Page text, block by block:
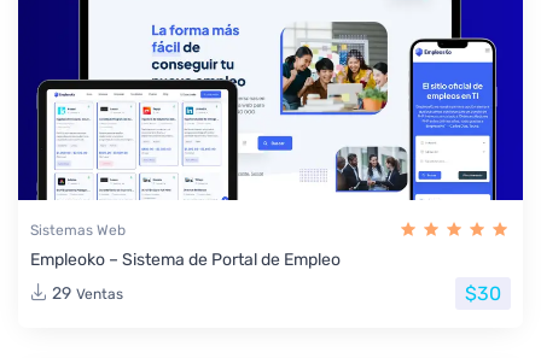
Sistemas Web
Empleoko – Sistema de Portal de Empleo
29 Ventas $30